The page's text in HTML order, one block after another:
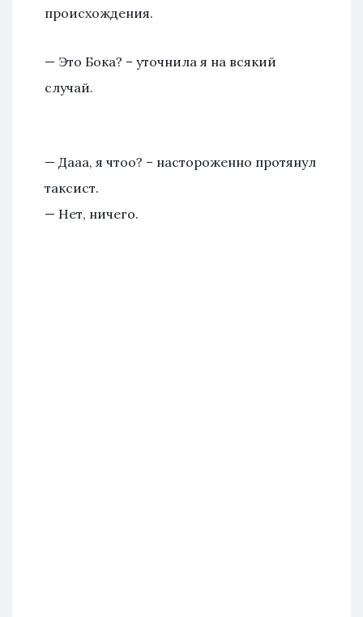
происхождения.
— Это Бока? – уточнила я на всякий
случай.
— Дааа, я чтоо? – настороженно протянул
таксист.
— Нет, ничего.